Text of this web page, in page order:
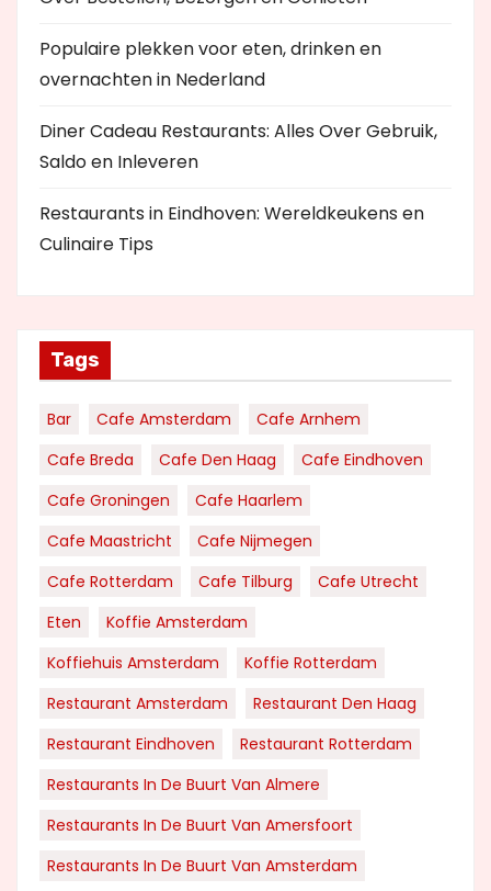
Populaire plekken voor eten, drinken en
overnachten in Nederland
Diner Cadeau Restaurants: Alles Over Gebruik,
Saldo en Inleveren
Restaurants in Eindhoven: Wereldkeukens en
Culinaire Tips
Tags
Bar Cafe Amsterdam
Cafe Arnhem
Cafe Breda
Cafe Den Haag
Cafe Eindhoven
Cafe Groningen
Cafe Haarlem
Cafe Maastricht
Cafe Nijmegen
Cafe Rotterdam
Cafe Tilburg
Cafe Utrecht
Eten
Koffie Amsterdam
Koffiehuis Amsterdam
Koffie Rotterdam
Restaurant Amsterdam
Restaurant Den Haag
Restaurant Eindhoven
Restaurant Rotterdam
Restaurants In De Buurt Van Almere
Restaurants In De Buurt Van Amersfoort
Restaurants In De Buurt Van Amsterdam